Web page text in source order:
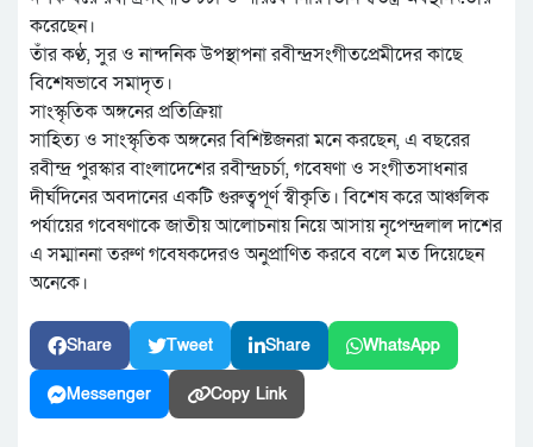
করেছেন।
তাঁর কণ্ঠ, সুর ও নান্দনিক উপস্থাপনা রবীন্দ্রসংগীতপ্রেমীদের কাছে
বিশেষভাবে সমাদৃত।
সাংস্কৃতিক অঙ্গনের প্রতিক্রিয়া
সাহিত্য ও সাংস্কৃতিক অঙ্গনের বিশিষ্টজনরা মনে করছেন, এ বছরের
রবীন্দ্র পুরস্কার বাংলাদেশের রবীন্দ্রচর্চা, গবেষণা ও সংগীতসাধনার
দীর্ঘদিনের অবদানের একটি গুরুত্বপূর্ণ স্বীকৃতি। বিশেষ করে আঞ্চলিক
পর্যায়ের গবেষণাকে জাতীয় আলোচনায় নিয়ে আসায় নৃপেন্দ্রলাল দাশের
এ সম্মাননা তরুণ গবেষকদেরও অনুপ্রাণিত করবে বলে মত দিয়েছেন
অনেকে।
Share Tweet Share WhatsApp
Messenger Copy Link